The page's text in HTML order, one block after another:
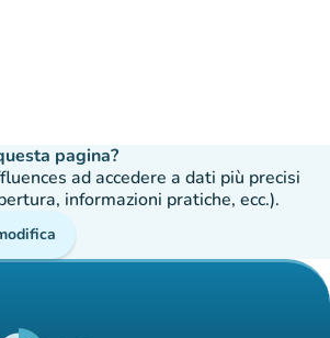
pagina?
ad accedere a dati più precisi
informazioni pratiche, ecc.).